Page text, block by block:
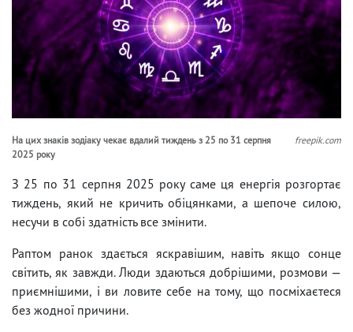
На цих знаків зодіаку чекає вдалий тиждень з 25 по 31 серпня
2025 року
freepik.com
З 25 по 31 серпня 2025 року саме ця енергія розгортає
тиждень, який не кричить обіцянками, а шепоче силою,
несучи в собі здатність все змінити.
Раптом ранок здається яскравішим, навіть якщо сонце
світить, як завжди. Люди здаються добрішими, розмови —
приємнішими, і ви ловите себе на тому, що посміхаєтеся
без жодної причини.